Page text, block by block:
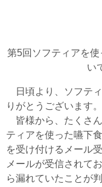
第5回ソフティアを
い
日頃より、ソフテ
りがとうございます。
皆様から、たくさ
ティアを使った嚥下
を受け付けるメール
メールが受信されて
ら漏れていたことが